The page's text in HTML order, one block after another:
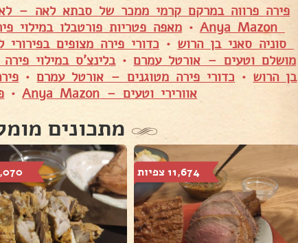
פירה פרווה במרקם קרמי ממכר של סבתא לאה –
Anya Mazon
•מאפה פטריות פורטבלו במילוי
סוניה סאני בן הרוש • כדורי פירה מצופים
מושלם וטעים – אורטל עמרם•בלינצ'ס במילוי
בן הרוש • כדורי פירה מטוגנים – אורטל עמרם•
אוורירי וטעים – Anya Mazon
•
מתכונים
11,674 צפיות 3,070